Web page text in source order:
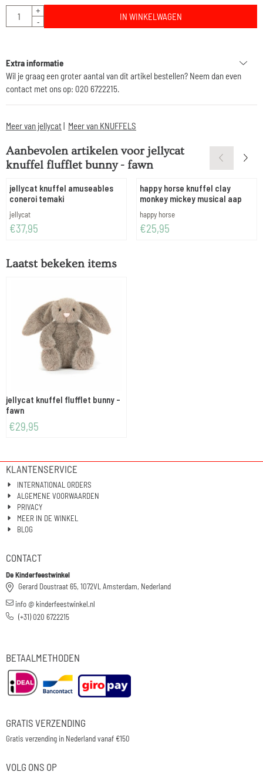
Aantal
+
-
IN WINKELWAGEN
Extra informatie
Wil je graag een groter aantal van dit artikel bestellen? Neem dan even
contact met ons op: 020 6722215.
Meer van jellycat | Meer van KNUFFELS
Aanbevolen artikelen voor jellycat
knuffel flufflet bunny - fawn
jellycat knuffel amuseables
coneroi temaki
Merk:
jellycat
Prijs: 37,95
€37,95
happy horse knuffel clay
monkey mickey musical aap
Merk:
happy horse
Prijs: 25,95
€25,95
Laatst bekeken items
jellycat knuffel flufflet bunny -
fawn
€29,95
KLANTENSERVICE
INTERNATIONAL ORDERS
ALGEMENE VOORWAARDEN
PRIVACY
MEER IN DE WINKEL
BLOG
CONTACT
De Kinderfeestwinkel
Gerard Doustraat 65, 1072VL Amsterdam, Nederland
info @ kinderfeestwinkel.nl
(+31) 020 6722215
BETAALMETHODEN
GRATIS VERZENDING
Gratis verzending in Nederland vanaf €150
VOLG ONS OP